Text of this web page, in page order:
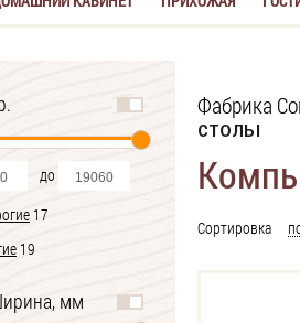
до
17
19
мм
Фабрика
столы
Сортировка